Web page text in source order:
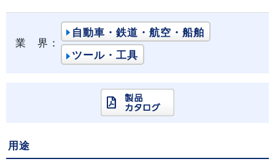
業 界：
自動車・鉄道・航空・船舶
ツール・工具
用途